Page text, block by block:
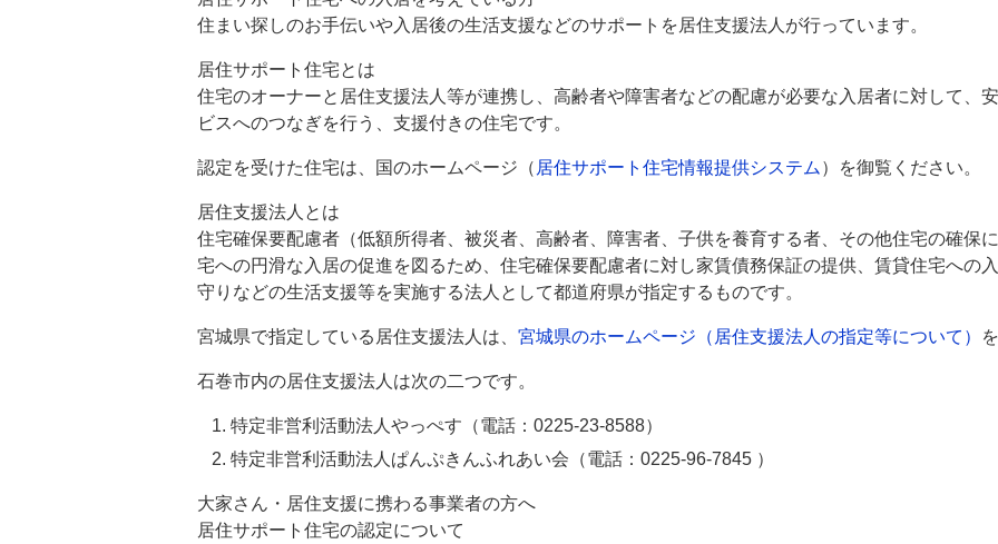
住まい探しのお手伝いや入居後の生活支援などのサポートを居住支援法人が行っています。
居住サポート住宅とは
住宅のオーナーと居住支援法人等が連携し、高齢者や障害者などの配慮が必要な入居者に対して、
ビスへのつなぎを行う、支援付きの住宅です。
認定を受けた住宅は、国のホームページ（ 居住サポート住宅情報提供システム）を御覧ください。
居住支援法人とは
住宅確保要配慮者（低額所得者、被災者、高齢者、障害者、子供を養育する者、その他住宅の確保
宅への円滑な入居の促進を図るため、住宅確保要配慮者に対し家賃債務保証の提供、賃貸住宅への
守りなどの生活支援等を実施する法人として都道府県が指定するものです。
宮城県で指定している居住支援法人は、 宮城県のホームページ（居住支援法人の指定等について）
石巻市内の居住支援法人は次の二つです。
特定非営利活動法人やっぺす（電話：0225-23-8588）
特定非営利活動法人ぱんぷきんふれあい会（電話：0225-96-7845 ）
大家さん・居住支援に携わる事業者の方へ
居住サポート住宅の認定について